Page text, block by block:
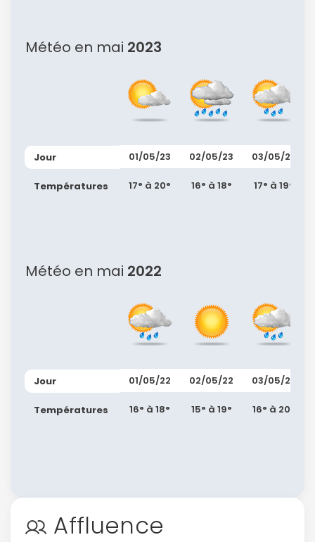
Météo en mai 2023
Jour
Températures
01/05/23
17° à 20°
02/05/23
16° à 18°
03/05/23
17° à 19°
Météo en mai 2022
Jour
Températures
01/05/22
16° à 18°
02/05/22
15° à 19°
03/05/22
16° à 20°
Affluence
Continuer avec Apple
ou connectez-vous par mail
confidentialité.